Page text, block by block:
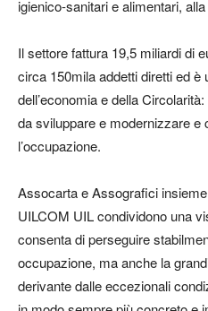
igienico-sanitari e alimentari,
Il settore fattura 19,5 miliardi di
circa 150mila addetti diretti ed è
dell’economia e della
da sviluppare e modernizzare
l’occupazione.
Assocarta e Assografici
UILCOM UIL condividono una
consenta di perseguire
occupazione, ma anche la
derivante dalle eccezionali